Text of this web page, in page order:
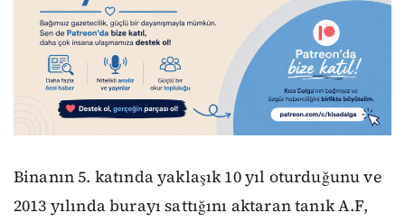
Binanın 5. katında yaklaşık 10 yıl oturduğunu ve
2013 yılında burayı sattığını aktaran tanık A.F,